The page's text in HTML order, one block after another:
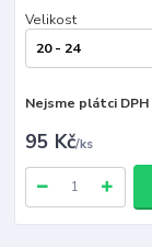
Velikost
Nejsme plátci DPH
95 Kč/ks